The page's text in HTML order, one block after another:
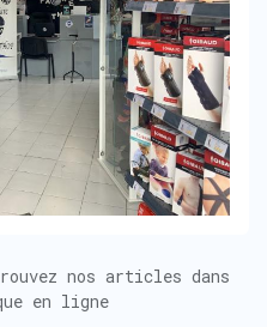
nos articles dans
en ligne